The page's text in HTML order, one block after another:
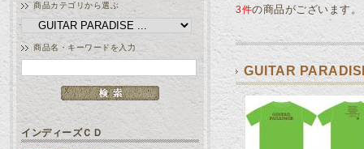
商品カテゴリから選ぶ
商品名・キーワードを入力
インディーズＣＤ
3件の商品がございます。
GUITAR